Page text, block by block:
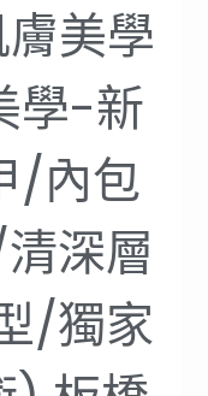
美學
學-新
/內包
深層
/獨家